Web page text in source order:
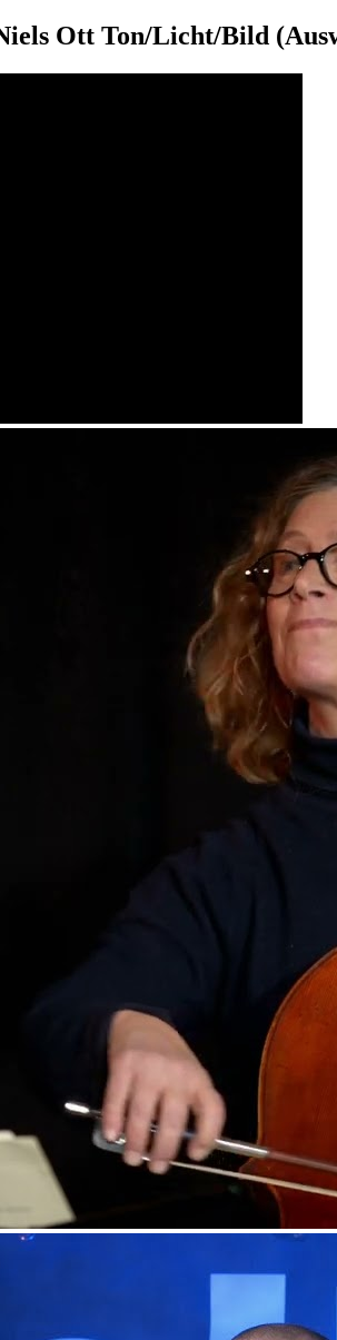
Ott Ton/Licht/Bild